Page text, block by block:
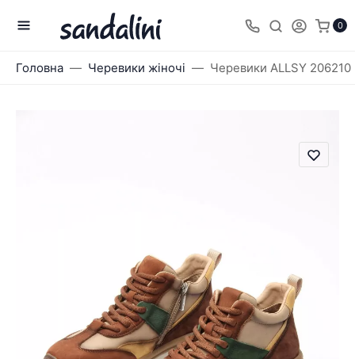
0
Головна Черевики жіночі Черевики ALLSY 206210